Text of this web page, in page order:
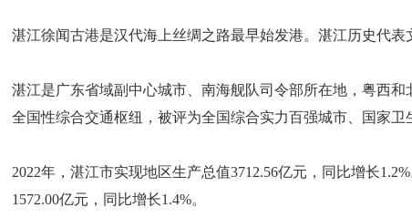
湛江徐闻古港是汉代海上丝绸之路最早始发港。湛江历史代表
湛江是广东省域副中心城市、南海舰队司令部所在地，粤西
全国性综合交通枢纽，被评为全国综合实力百强城市、国家
2022年，湛江市实现地区生产总值3712.56亿元，同比增长
1572.00亿元，同比增长1.4%。